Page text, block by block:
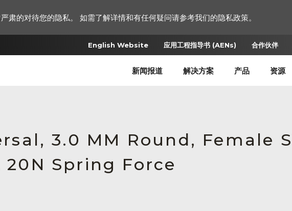
English Website 应用工程指导书 (AENs) 合作伙伴
新闻报道 解决方案 产品 资源
3.0 MM Round, Female
Spring Force
肃的对待您的隐私。 如需了解详情和有任何疑问请参考我们的隐私政策。